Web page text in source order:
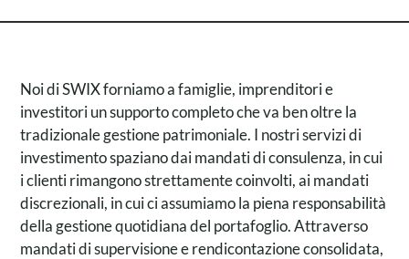
Noi di SWIX forniamo a famiglie, imprenditori e
investitori un supporto completo che va ben oltre la
tradizionale gestione patrimoniale. I nostri servizi di
investimento spaziano dai mandati di consulenza, in cui
i clienti rimangono strettamente coinvolti, ai mandati
discrezionali, in cui ci assumiamo la piena responsabilità
della gestione quotidiana del portafoglio. Attraverso
mandati di supervisione e rendicontazione consolidata,